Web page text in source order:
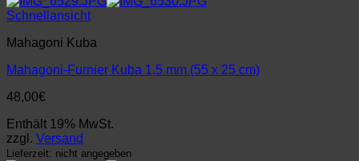
Schnellansicht
Mahagoni Kuba
Mahagoni-Furnier Kuba 1,5 mm (55 x 25 cm)
48,00€
Enthält 19% MwSt.
zzgl. Versand
Lieferzeit: nicht angegeben